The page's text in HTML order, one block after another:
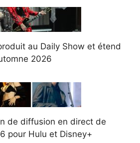
au Daily Show et étend
2026
de diffusion en direct de
pour Hulu et Disney+